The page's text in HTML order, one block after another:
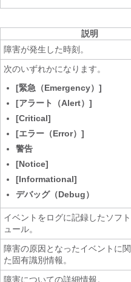
説明
障害が発生した時刻。
次のいずれかになります。
[緊急（Emergency）]
[アラート（Alert）]
[Critical]
[エラー（Error）]
警告
[Notice]
[Informational]
デバッグ（Debug）
イベントをログに記録したソフ
ュール。
障害の原因となったイベントに
た固有識別情報。
障害についての詳細情報。